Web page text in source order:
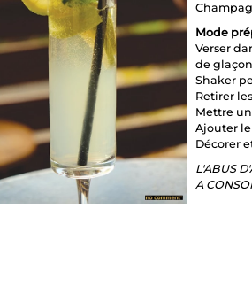
Mode
Verser
de
Shaker
Retirer
Mettre
Ajouter
Décorer
L'ABUS
A